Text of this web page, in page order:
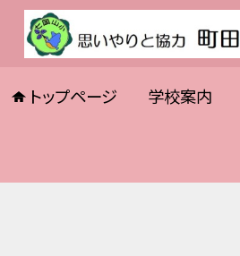
トップページ 学校案内